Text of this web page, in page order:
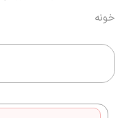
خونه